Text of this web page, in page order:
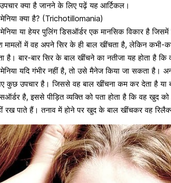
क्या है जानने के लिए पढ़ें यह आर्टिकल।
क्या है? (Trichotillomania)
या हेयर पुलिंग डिसऑर्डर एक मानसिक विकार है
मामलों में वह अपने सिर के ही बाल खींचता है, लेकिन कभी-
है। बार-बार सिर के बाल खींचने का नतीजा यह होता है
यदि गंभीर नहीं है, तो उसे मैनेज किया जा सकता है।
कुछ उपचार है। जिससे वह बाल खींचना कम कर देता है या
है, इससे पीड़ित व्यक्ति को पता होता है कि वह खुद
रख पाते हैं। तनाव में होने पर खुद के बाल खींचकर वह